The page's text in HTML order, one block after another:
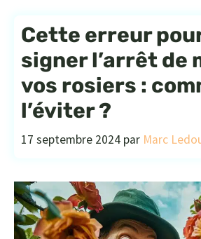
Cette erreur
signer l’arrêt de
vos rosiers :
l’éviter ?
17 septembre 2024 par Marc